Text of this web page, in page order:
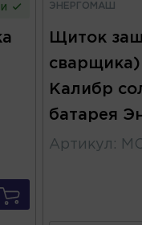
ЭНЕРГОМАШ
Щиток
Калибр
батарея
Артикул :